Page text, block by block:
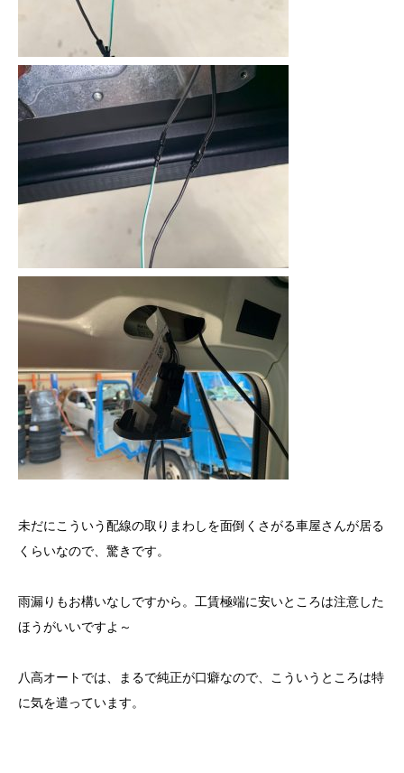
未だにこういう配線の取りまわしを面倒くさがる車屋さんが居る
くらいなので、驚きです。
雨漏りもお構いなしですから。工賃極端に安いところは注意した
ほうがいいですよ～
八高オートでは、まるで純正が口癖なので、こういうところは特
に気を遣っています。